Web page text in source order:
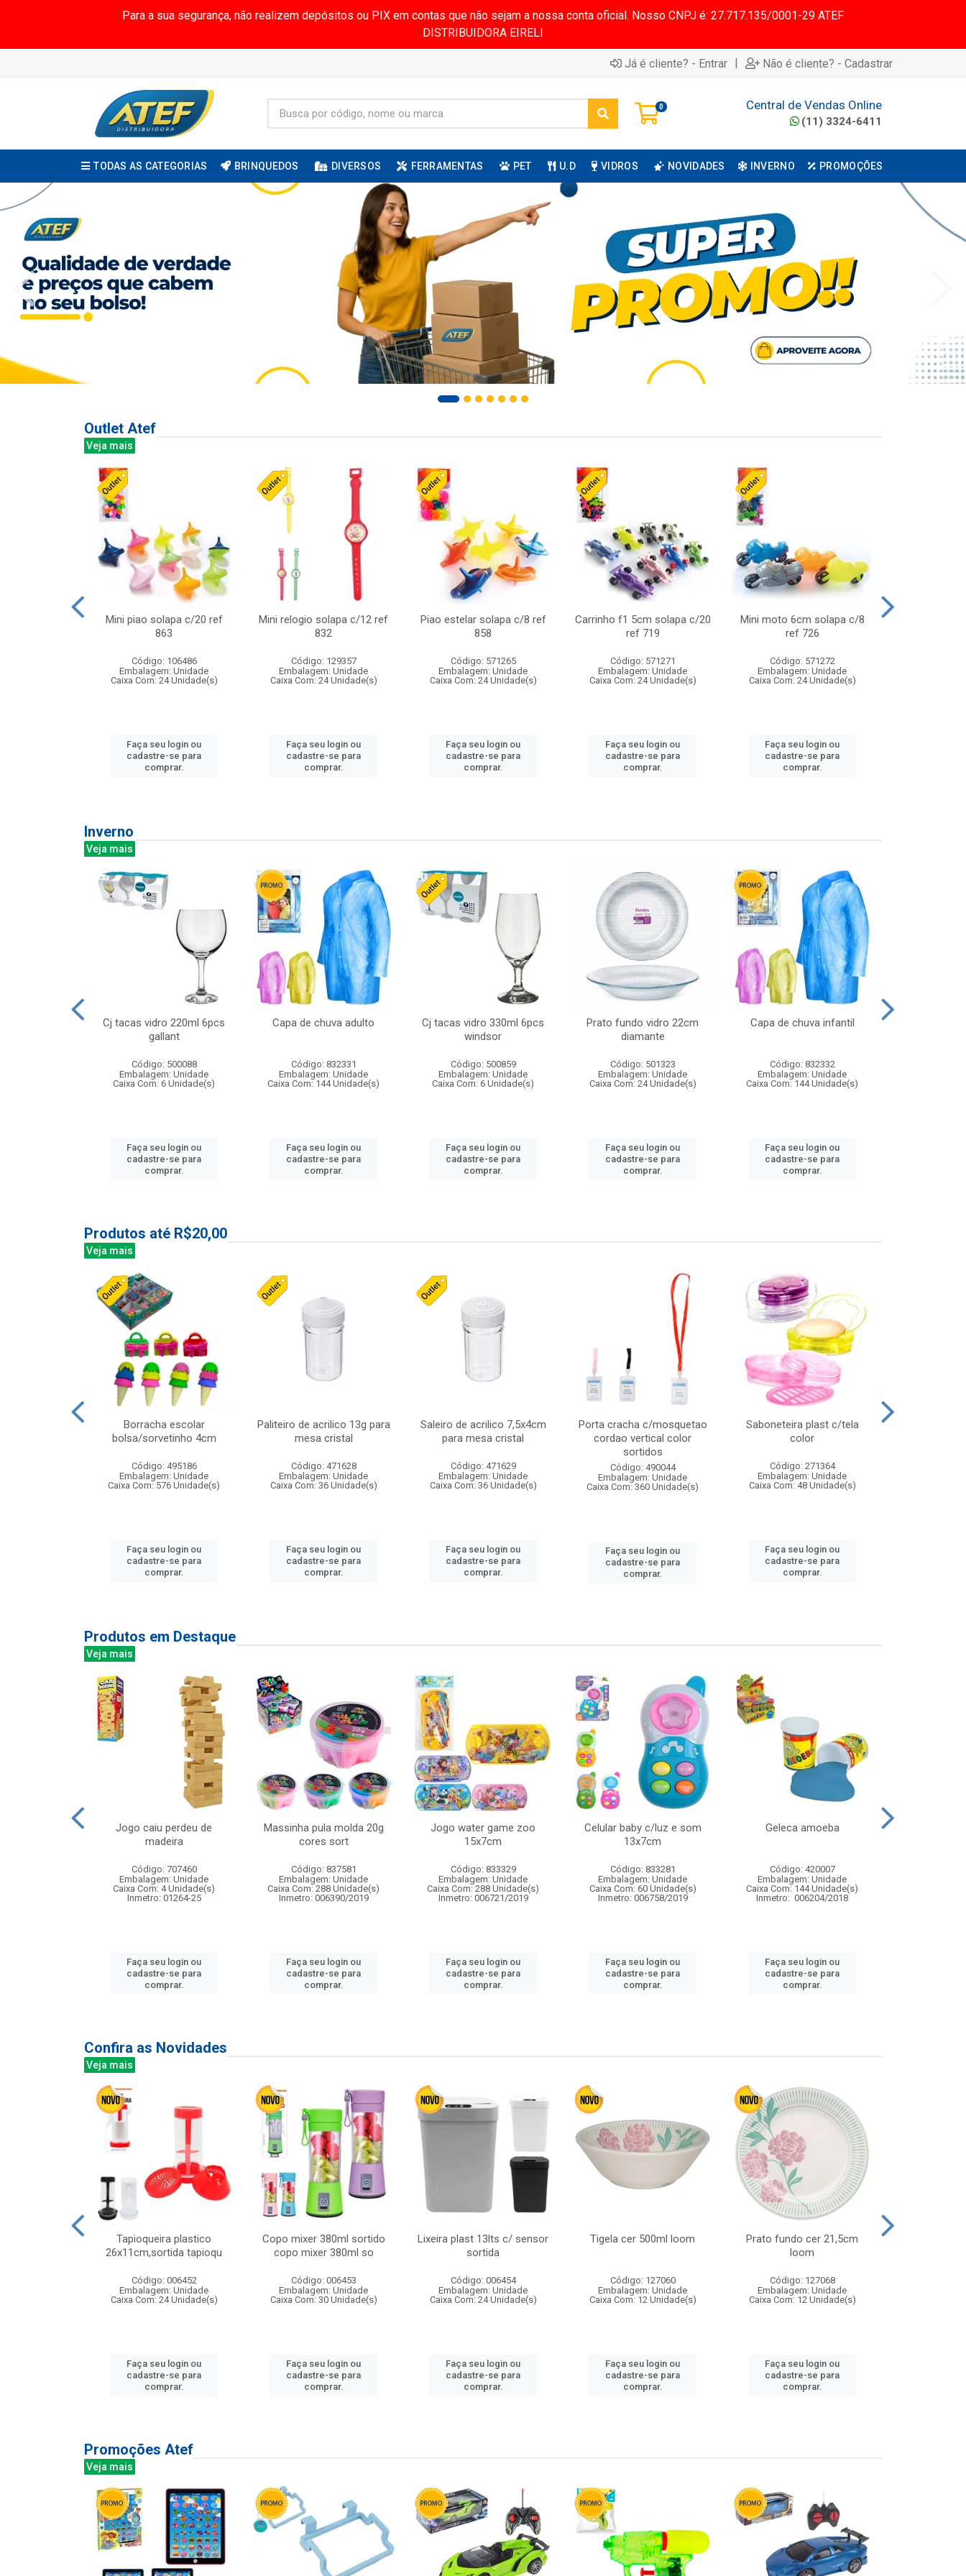
Para a sua segurança, não realizem depósitos ou PIX em contas que não sejam a nossa conta oficial. Nosso CNPJ é: 27.717.135/0001-29 ATEF
DISTRIBUIDORA EIRELI
Já é cliente? - Entrar | Não é cliente? - Cadastrar
0 Central de Vendas Online
(11) 3324-6411
TODAS AS CATEGORIAS BRINQUEDOS DIVERSOS FERRAMENTAS PET U.D VIDROS NOVIDADES INVERNO PROMOÇÕES
Outlet Atef
Veja mais
Mini piao solapa c/20 ref
863
Código: 106486
Embalagem: Unidade
Caixa Com: 24 Unidade(s)
Faça seu login ou
cadastre-se para
comprar.
Mini relogio solapa c/12 ref
832
Código: 129357
Embalagem: Unidade
Caixa Com: 24 Unidade(s)
Faça seu login ou
cadastre-se para
comprar.
Piao estelar solapa c/8 ref
858
Código: 571265
Embalagem: Unidade
Caixa Com: 24 Unidade(s)
Faça seu login ou
cadastre-se para
comprar.
Carrinho f1 5cm solapa c/20
ref 719
Código: 571271
Embalagem: Unidade
Caixa Com: 24 Unidade(s)
Faça seu login ou
cadastre-se para
comprar.
Mini moto 6cm solapa c/8
ref 726
Código: 571272
Embalagem: Unidade
Caixa Com: 24 Unidade(s)
Faça seu login ou
cadastre-se para
comprar.
Inverno
Veja mais
Cj tacas vidro 220ml 6pcs
gallant
Código: 500088
Embalagem: Unidade
Caixa Com: 6 Unidade(s)
Faça seu login ou
cadastre-se para
comprar.
Capa de chuva adulto
Código: 832331
Embalagem: Unidade
Caixa Com: 144 Unidade(s)
Faça seu login ou
cadastre-se para
comprar.
Cj tacas vidro 330ml 6pcs
windsor
Código: 500859
Embalagem: Unidade
Caixa Com: 6 Unidade(s)
Faça seu login ou
cadastre-se para
comprar.
Prato fundo vidro 22cm
diamante
Código: 501323
Embalagem: Unidade
Caixa Com: 24 Unidade(s)
Faça seu login ou
cadastre-se para
comprar.
Capa de chuva infantil
Código: 832332
Embalagem: Unidade
Caixa Com: 144 Unidade(s)
Faça seu login ou
cadastre-se para
comprar.
Produtos até R$20,00
Veja mais
Borracha escolar
bolsa/sorvetinho 4cm
Código: 495186
Embalagem: Unidade
Caixa Com: 576 Unidade(s)
Faça seu login ou
cadastre-se para
comprar.
Paliteiro de acrilico 13g para
mesa cristal
Código: 471628
Embalagem: Unidade
Caixa Com: 36 Unidade(s)
Faça seu login ou
cadastre-se para
comprar.
Saleiro de acrilico 7,5x4cm
para mesa cristal
Código: 471629
Embalagem: Unidade
Caixa Com: 36 Unidade(s)
Faça seu login ou
cadastre-se para
comprar.
Porta cracha c/mosquetao
cordao vertical color
sortidos
Código: 490044
Embalagem: Unidade
Caixa Com: 360 Unidade(s)
Faça seu login ou
cadastre-se para
comprar.
Saboneteira plast c/tela
color
Código: 271364
Embalagem: Unidade
Caixa Com: 48 Unidade(s)
Faça seu login ou
cadastre-se para
comprar.
Produtos em Destaque
Veja mais
Jogo caiu perdeu de
madeira
Código: 707460
Embalagem: Unidade
Caixa Com: 4 Unidade(s)
Inmetro: 01264-25
Faça seu login ou
cadastre-se para
comprar.
Massinha pula molda 20g
cores sort
Código: 837581
Embalagem: Unidade
Caixa Com: 288 Unidade(s)
Inmetro: 006390/2019
Faça seu login ou
cadastre-se para
comprar.
Jogo water game zoo
15x7cm
Código: 833329
Embalagem: Unidade
Caixa Com: 288 Unidade(s)
Inmetro: 006721/2019
Faça seu login ou
cadastre-se para
comprar.
Celular baby c/luz e som
13x7cm
Código: 833281
Embalagem: Unidade
Caixa Com: 60 Unidade(s)
Inmetro: 006758/2019
Faça seu login ou
cadastre-se para
comprar.
Geleca amoeba
Código: 420007
Embalagem: Unidade
Caixa Com: 144 Unidade(s)
Inmetro: 006204/2018
Faça seu login ou
cadastre-se para
comprar.
Confira as Novidades
Veja mais
Tapioqueira plastico
26x11cm,sortida tapioqu
Código: 006452
Embalagem: Unidade
Caixa Com: 24 Unidade(s)
Faça seu login ou
cadastre-se para
comprar.
Copo mixer 380ml sortido
copo mixer 380ml so
Código: 006453
Embalagem: Unidade
Caixa Com: 30 Unidade(s)
Faça seu login ou
cadastre-se para
comprar.
Lixeira plast 13lts c/ sensor
sortida
Código: 006454
Embalagem: Unidade
Caixa Com: 24 Unidade(s)
Faça seu login ou
cadastre-se para
comprar.
Tigela cer 500ml loom
Código: 127060
Embalagem: Unidade
Caixa Com: 12 Unidade(s)
Faça seu login ou
cadastre-se para
comprar.
Prato fundo cer 21,5cm
loom
Código: 127068
Embalagem: Unidade
Caixa Com: 12 Unidade(s)
Faça seu login ou
cadastre-se para
comprar.
Promoções Atef
Veja mais